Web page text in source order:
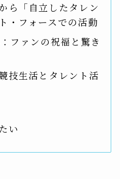
ら「自立したタレン
・フォースでの活動
ファンの祝福と驚き
技生活とタレント活
い